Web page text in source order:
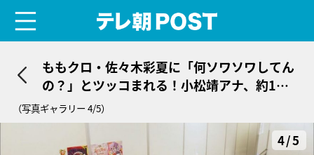
ももクロ・佐々木彩夏に「何ソワソワしてん
の？」とツッコまれる！小松靖アナ、約1年
ぶりのリポートで…
（写真ギャラリー 4/5）
4/5